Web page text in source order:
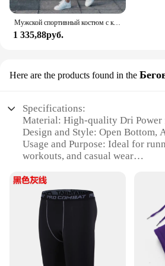
Мужской спортивный костюм с коротким рукавом, принтом 3D и футболкой
1 335,88руб.
Here are the products found in the
Specifications:
Material: High-quality Dri Power
Design and Style: Open Bottom,
Usage and Purpose: Ideal for
workouts, and casual wear
breathable, and quick-drying
Shape or Size: Available in
variety of body types
Parts and Accessories: None,
Features:
|Wholesale|Vendors|